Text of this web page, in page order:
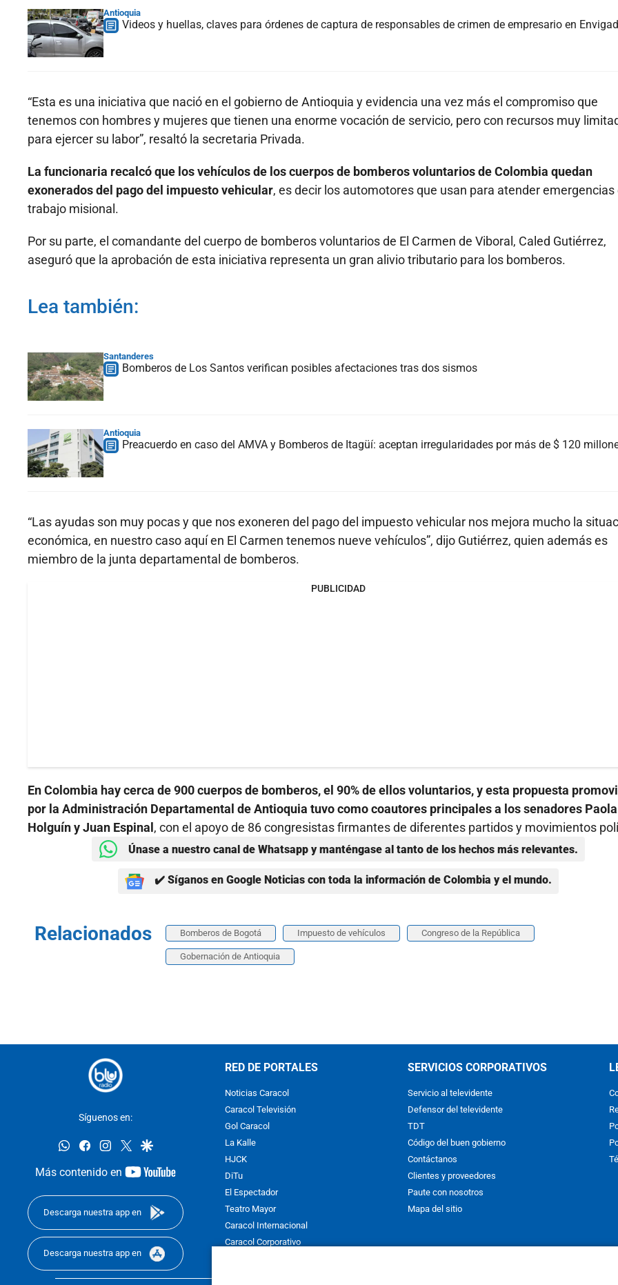
Antioquia
Videos y huellas, claves para órdenes de captura de responsables de crimen de empresario en
“Esta es una iniciativa que nació en el gobierno de Antioquia y evidencia una vez más el compromiso que
tenemos con hombres y mujeres que tienen una enorme vocación de servicio, pero con recursos muy
para ejercer su labor”, resaltó la secretaria Privada.
La funcionaria recalcó que los vehículos de los cuerpos de bomberos voluntarios de Colombia quedan
exonerados del pago del impuesto vehicular, es decir los automotores que usan para atender emergencias
trabajo misional.
Por su parte, el comandante del cuerpo de bomberos voluntarios de El Carmen de Viboral, Caled Gutiérrez,
aseguró que la aprobación de esta iniciativa representa un gran alivio tributario para los bomberos.
Lea también:
Santanderes
Bomberos de Los Santos verifican posibles afectaciones tras dos sismos
Antioquia
Preacuerdo en caso del AMVA y Bomberos de Itagüí: aceptan irregularidades por más de $ 120
“Las ayudas son muy pocas y que nos exoneren del pago del impuesto vehicular nos mejora mucho la
económica, en nuestro caso aquí en El Carmen tenemos nueve vehículos”, dijo Gutiérrez, quien además es
miembro de la junta departamental de bomberos.
PUBLICIDAD
En Colombia hay cerca de 900 cuerpos de bomberos, el 90% de ellos voluntarios, y esta propuesta
por la Administración Departamental de Antioquia tuvo como coautores principales a los senadores Paola
Holguín y Juan Espinal , con el apoyo de 86 congresistas firmantes de diferentes partidos y movimientos
Únase a nuestro canal de Whatsapp y manténgase al tanto de los hechos más relevantes.
✔️ Síganos en Google Noticias con toda la información de Colombia y el mundo.
Relacionados Bomberos de Bogotá Impuesto de vehículos Congreso de la República
Gobernación de Antioquia
Síguenos en:
whatsappfacebookinstagram
twittergoogle
Más contenido en
youtube-
Descarga nuestra app en
Descarga nuestra app en
RED DE PORTALES
Noticias Caracol
Caracol Televisión
Gol Caracol
La Kalle
HJCK
DiTu
El Espectador
Teatro Mayor
Caracol Internacional
Caracol Corporativo
SERVICIOS CORPORATIVOS
Servicio al televidente
Defensor del televidente
TDT
Código del buen gobierno
Contáctanos
Clientes y proveedores
Paute con nosotros
Mapa del sitio